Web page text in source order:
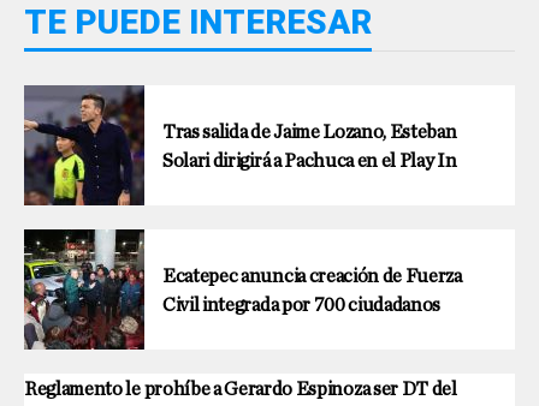
TE PUEDE INTERESAR
Tras salida de Jaime Lozano, Esteban
Solari dirigirá a Pachuca en el Play In
Ecatepec anuncia creación de Fuerza
Civil integrada por 700 ciudadanos
Reglamento le prohíbe a Gerardo Espinoza ser DT del